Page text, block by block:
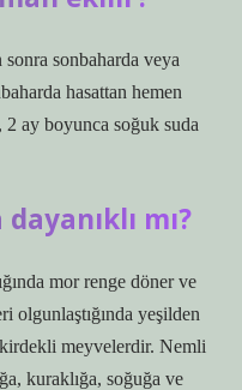
sonbaharda veya
hasattan hemen
ay boyunca soğuk suda
mı?
mor renge döner ve
olgunlaştığında yeşilden
meyvelerdir. Nemli
kuraklığa, soğuğa ve